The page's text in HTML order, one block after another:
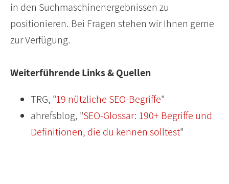
in den Suchmaschinenergebnissen zu
positionieren. Bei Fragen stehen wir Ihnen gerne
zur Verfügung.
Weiterführende Links & Quellen
TRG, "19 nützliche SEO-Begriffe"
ahrefsblog, "SEO-Glossar: 190+ Begriffe und
Definitionen, die du kennen solltest"